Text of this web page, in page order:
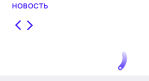
НОВОСТЬ